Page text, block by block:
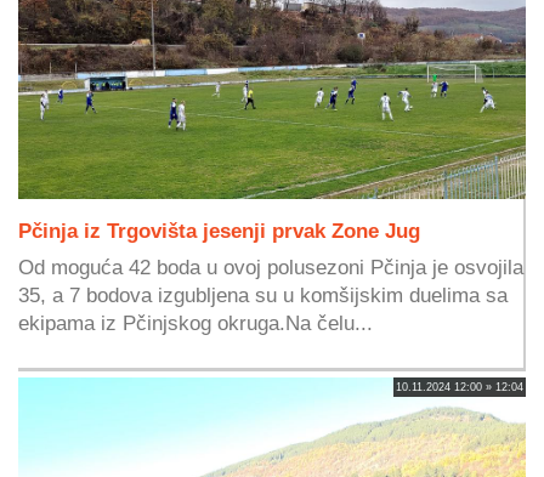
Pčinja iz Trgovišta jesenji prvak Zone Jug
Od moguća 42 boda u ovoj polusezoni Pčinja je osvojila
35, a 7 bodova izgubljena su u komšijskim duelima sa
ekipama iz Pčinjskog okruga.Na čelu...
10.11.2024 12:00 » 12:04